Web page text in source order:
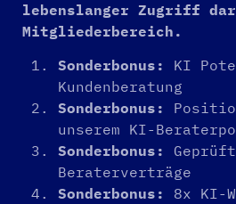
lebenslanger Zugriff
Mitgliederbereich.
Sonderbonus:
KI
Kundenberatung
Sonderbonus:
unserem KI-
Sonderbonus:
Beraterverträge
Sonderbonus:
8x KI-